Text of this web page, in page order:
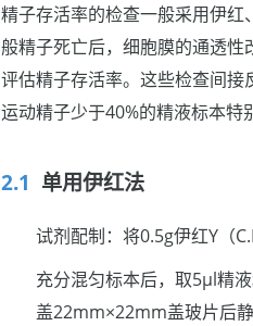
精子存活率的检查一般采用伊
般精子死亡后，细胞膜的通透
评估精子存活率。这些检查间
运动精子少于40%的精液标本特
单用伊红法
试剂配制：将0.5g伊红Y（
充分混匀标本后，取5μl精
盖22mm×22mm盖玻片后静